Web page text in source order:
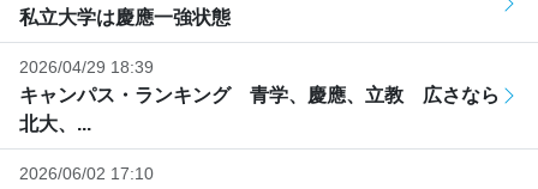
私立大学は慶應一強状態
2026/04/29 18:39
キャンパス・ランキング 青学、慶應、立教 広さなら
北大、...
2026/06/02 17:10